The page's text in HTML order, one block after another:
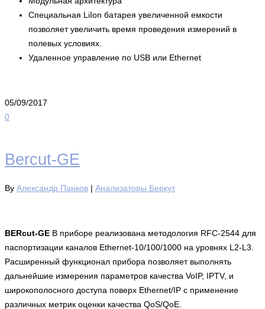
Специальная LiIon батарея увеличенной емкости
позволяет увеличить время проведения измерений в
полевых условиях.
Удаленное управление по USB или Ethernet
05/09/2017
0
Bercut-GE
By Александр Панков | Анализаторы Беркут
BERcut-GE В приборе реализована методология RFC-2544 для
паспортизации каналов Ethernet-10/100/1000 на уровнях L2-L3.
Расширенный функционал прибора позволяет выполнять
дальнейшие измерения параметров качества VoIP, IPTV, и
широкополосного доступа поверх Ethernet/IP с применение
различных метрик оценки качества QoS/QoE.